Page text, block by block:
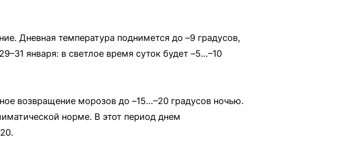
Дневная температура поднимется до –9 градусов,
января: в светлое время суток будет –5…–10
возвращение морозов до –15…–20 градусов ночью.
норме. В этот период днем